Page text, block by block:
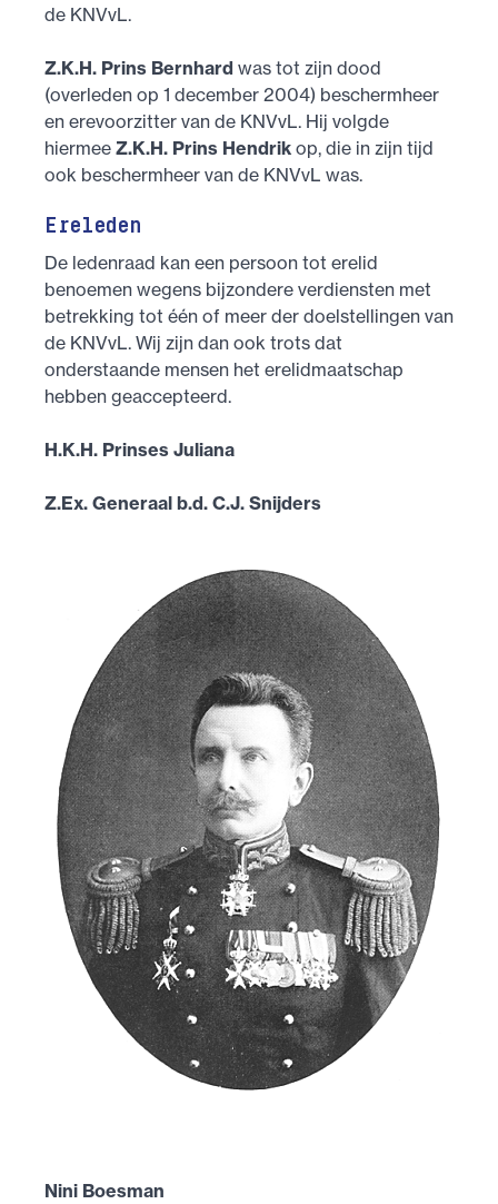
de KNVvL.
Z.K.H. Prins Bernhard was tot zijn dood
(overleden op 1 december 2004) beschermheer
en erevoorzitter van de KNVvL. Hij volgde
hiermee Z.K.H. Prins Hendrik op, die in zijn tijd
ook beschermheer van de KNVvL was.
Ereleden
De ledenraad kan een persoon tot erelid
benoemen wegens bijzondere verdiensten met
betrekking tot één of meer der doelstellingen van
de KNVvL. Wij zijn dan ook trots dat
onderstaande mensen het erelidmaatschap
hebben geaccepteerd.
H.K.H. Prinses Juliana
Z.Ex. Generaal b.d. C.J. Snijders
Nini Boesman